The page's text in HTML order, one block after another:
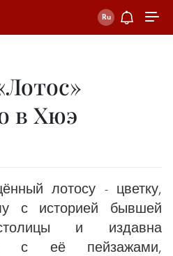
в Хюэ
лотосу - цветку,
с историей бывшей
и издавна
с её пейзажами,